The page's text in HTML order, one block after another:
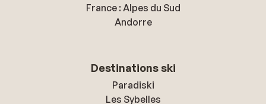
France : Alpes du Sud
Andorre
Destinations ski
Paradiski
Les Sybelles